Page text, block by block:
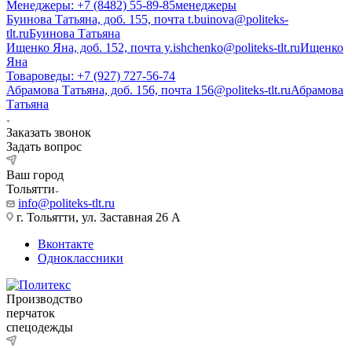
Менеджеры: +7 (8482) 55-89-85менеджеры
Буинова Татьяна, доб. 155, почта t.buinova@politeks-
tlt.ruБуинова Татьяна
Ищенко Яна, доб. 152, почта y.ishchenko@politeks-tlt.ruИщенко
Яна
Товароведы: +7 (927) 727-56-74
Абрамова Татьяна, доб. 156, почта 156@politeks-tlt.ruАбрамова
Татьяна
Заказать звонок
Задать вопрос
Ваш город
Тольятти
info@politeks-tlt.ru
г. Тольятти, ул. Заставная 26 А
Вконтакте
Одноклассники
Производство
перчаток
спецодежды